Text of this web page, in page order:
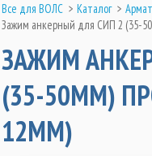
Все для ВОЛС > Каталог >
Зажим анкерный для СИП 2 (35-
ЗАЖИМ
(35-50ММ)
12MM)